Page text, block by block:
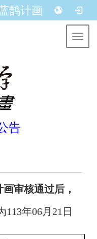
鹊计画
告
画审核通过后 ，
年06月21日